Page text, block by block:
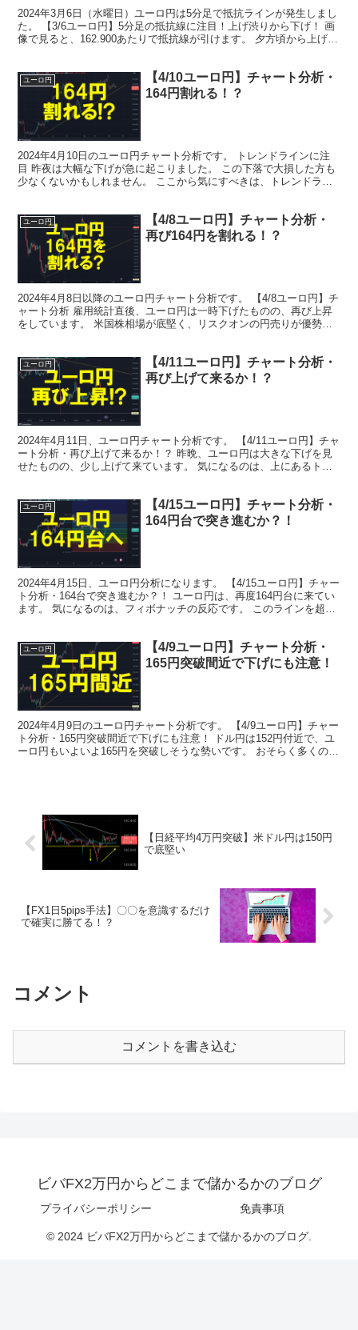
2024年3月6日（水曜日）ユーロ円は5分足で抵抗ラインが発生しまし
た。 【3/6ユーロ円】5分足の抵抗線に注目！上げ渋りから下げ！ 画
像で見ると、162.900あたりで抵抗線が引けます。 夕方頃から上げが
ユーロ円
【4/10ユーロ円】チャート分析・
164円割れる！？
2024年4月10日のユーロ円チャート分析です。 トレンドラインに注
目 昨夜は大幅な下げが急に起こりました。 この下落で大損した方も
少なくないかもしれません。 ここから気にすべきは、トレンドライ
ユーロ円
【4/8ユーロ円】チャート分析・
再び164円を割れる！？
2024年4月8日以降のユーロ円チャート分析です。 【4/8ユーロ円】チ
ャート分析 雇用統計直後、ユーロ円は一時下げたものの、再び上昇
をしています。 米国株相場が底堅く、リスクオンの円売りが優勢で
ユーロ円
【4/11ユーロ円】チャート分析・
再び上げて来るか！？
2024年4月11日、ユーロ円チャート分析です。 【4/11ユーロ円】チャ
ート分析・再び上げて来るか！？ 昨晩、ユーロ円は大きな下げを見
せたものの、少し上げて来ています。 気になるのは、上にあるトレ
ユーロ円
【4/15ユーロ円】チャート分析・
164円台で突き進むか？！
2024年4月15日、ユーロ円分析になります。 【4/15ユーロ円】チャー
ト分析・164台で突き進むか？！ ユーロ円は、再度164円台に来てい
ます。 気になるのは、フィボナッチの反応です。 このラインを超え
ユーロ円
【4/9ユーロ円】チャート分析・
165円突破間近で下げにも注意！
2024年4月9日のユーロ円チャート分析です。 【4/9ユーロ円】チャー
ト分析・165円突破間近で下げにも注意！ ドル円は152円付近で、ユ
ーロ円もいよいよ165円を突破しそうな勢いです。 おそらく多くのト
【日経平均4万円突破】米ドル円は150円
で底堅い
【FX1日5pips手法】〇〇を意識するだけ
で確実に勝てる！？
コメント
コメントを書き込む
ビバFX2万円からどこまで儲かるかのブログ
プライバシーポリシー 免責事項
© 2024 ビバFX2万円からどこまで儲かるかのブログ.